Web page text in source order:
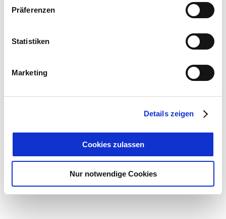
Präferenzen
Statistiken
Marketing
Details zeigen
Cookies zulassen
Nur notwendige Cookies